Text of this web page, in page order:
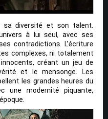
sa diversité et son talent.
à lui seul, avec ses
contradictions. L’écriture
complexes, ni totalement
créant un jeu de
et le mensonge. Les
les grandes heures du
une modernité piquante,